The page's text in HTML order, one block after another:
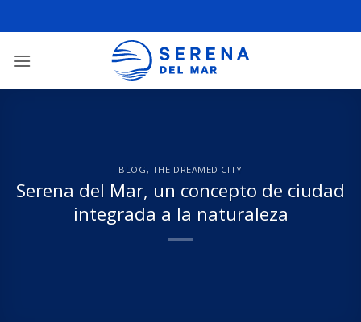
BLOG, THE DREAMED CITY
Serena del Mar, un concepto de ciudad
integrada a la naturaleza